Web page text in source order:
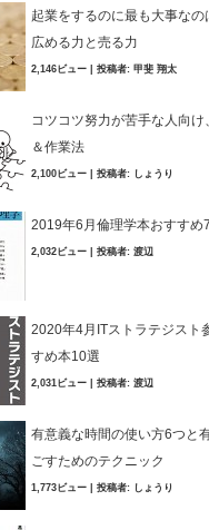
起業をするのに最も大事なの
広める力と売る力
2,146ビュー 投稿者: 甲斐 翔太
コツコツ努力が苦手な人向け
＆作業法
2,100ビュー 投稿者: しょうり
2019年6月倫理学本おすすめ
2,032ビュー 投稿者: 渡辺
2020年4月ITストラテジスト
すめ本10選
2,031ビュー 投稿者: 渡辺
有意義な時間の使い方6つと
ごすためのテクニック
1,773ビュー 投稿者: しょうり